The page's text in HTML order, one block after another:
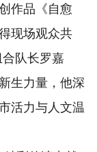
作品《自愈
现场观众共
队长罗嘉
生力量，他深
活力与人文温